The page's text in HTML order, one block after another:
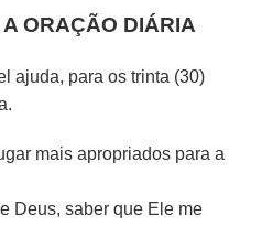
ORAÇÃO DIÁRIA
ajuda, para os trinta (30)
mais apropriados para a
Deus, saber que Ele me